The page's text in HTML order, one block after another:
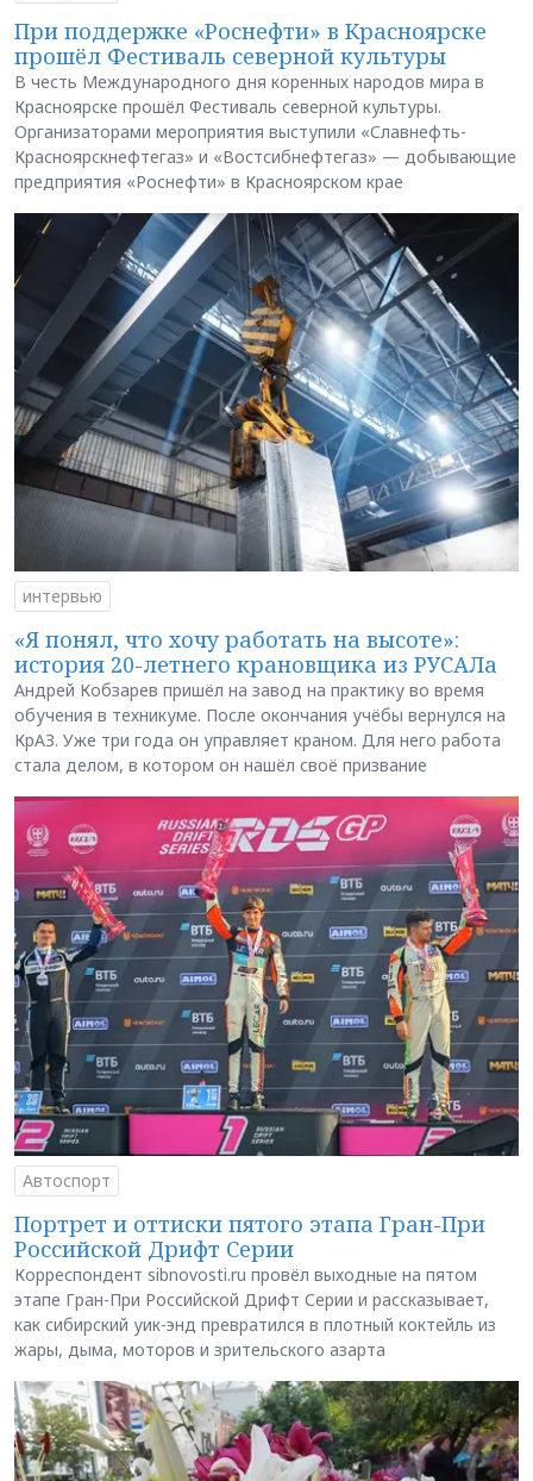
При поддержке «Роснефти» в Красноярске
прошёл Фестиваль северной культуры
В честь Международного дня коренных народов мира в
Красноярске прошёл Фестиваль северной культуры.
Организаторами мероприятия выступили «Славнефть-
Красноярскнефтегаз» и «Востсибнефтегаз» — добывающие
предприятия «Роснефти» в Красноярском крае
интервью
«Я понял, что хочу работать на высоте»:
история 20-летнего крановщика из РУСАЛа
Андрей Кобзарев пришёл на завод на практику во время
обучения в техникуме. После окончания учёбы вернулся на
КрАЗ. Уже три года он управляет краном. Для него работа
стала делом, в котором он нашёл своё призвание
Автоспорт
Портрет и оттиски пятого этапа Гран-При
Российской Дрифт Серии
Корреспондент sibnovosti.ru провёл выходные на пятом
этапе Гран-При Российской Дрифт Серии и рассказывает,
как сибирский уик-энд превратился в плотный коктейль из
жары, дыма, моторов и зрительского азарта